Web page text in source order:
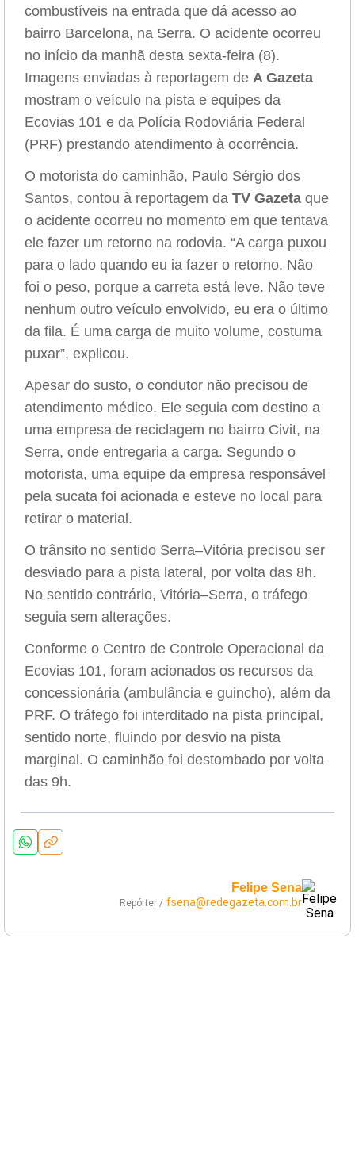
combustíveis na entrada que dá acesso ao
bairro Barcelona, na Serra. O acidente ocorreu
no início da manhã desta sexta-feira (8).
Imagens enviadas à reportagem de A Gazeta
mostram o veículo na pista e equipes da
Ecovias 101 e da Polícia Rodoviária Federal
(PRF) prestando atendimento à ocorrência.
O motorista do caminhão, Paulo Sérgio dos
Santos, contou à reportagem da TV Gazeta que
o acidente ocorreu no momento em que tentava
ele fazer um retorno na rodovia. “A carga puxou
para o lado quando eu ia fazer o retorno. Não
foi o peso, porque a carreta está leve. Não teve
nenhum outro veículo envolvido, eu era o último
da fila. É uma carga de muito volume, costuma
puxar”, explicou.
Apesar do susto, o condutor não precisou de
atendimento médico. Ele seguia com destino a
uma empresa de reciclagem no bairro Civit, na
Serra, onde entregaria a carga. Segundo o
motorista, uma equipe da empresa responsável
pela sucata foi acionada e esteve no local para
retirar o material.
O trânsito no sentido Serra–Vitória precisou ser
desviado para a pista lateral, por volta das 8h.
No sentido contrário, Vitória–Serra, o tráfego
seguia sem alterações.
Conforme o Centro de Controle Operacional da
Ecovias 101, foram acionados os recursos da
concessionária (ambulância e guincho), além da
PRF. O tráfego foi interditado na pista principal,
sentido norte, fluindo por desvio na pista
marginal. O caminhão foi destombado por volta
das 9h.
Felipe Sena
Repórter / fsena@redegazeta.com.br